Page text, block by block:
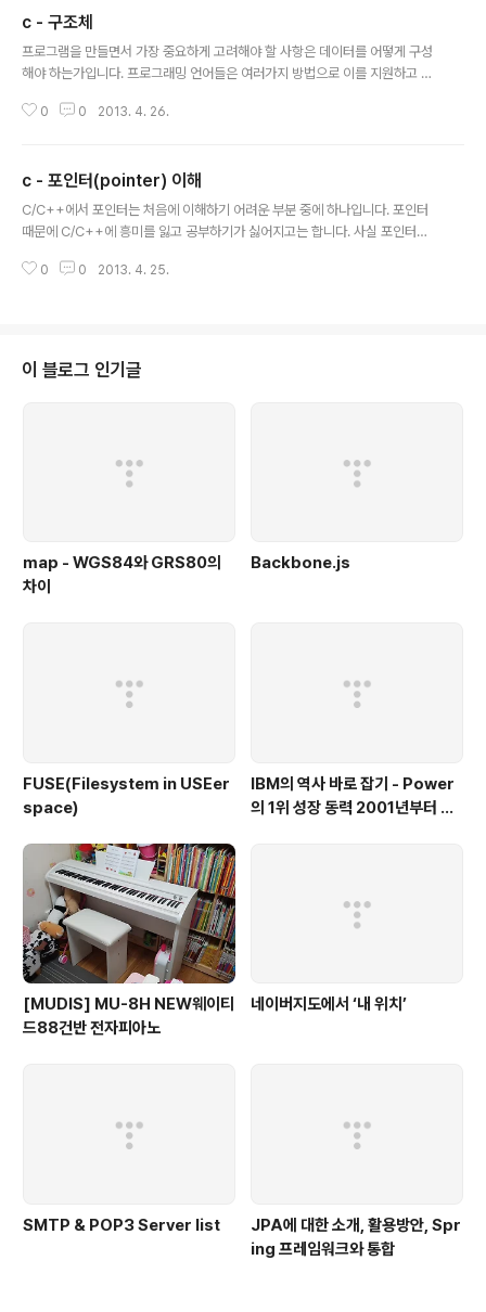
c - 구조체
프로그램을 만들면서 가장 중요하게 고려해야 할 사항은 데이터를 어떻게 구성
해야 하는가입니다. 프로그래밍 언어들은 여러가지 방법으로 이를 지원하고 있
e)가 있습니다. 이번 포스트에서는 구조체를 정의하는 방법을 설명합니다. 이번
인터로 구조체의 멤버에 접근하기7. 데이터형의 이름을 새로 정의하기8. 예제
코드 구조체(structure)란?구조체(structure)란 서로 다른 데이터형의 변수
들의 집합을 뜻합니다. 이것은 데이터를 통합적으로 사용할 수 있음을 ..
0 0 2013. 4. 26.
c - 포인터(pointer) 이해
C/C++에서 포인터는 처음에 이해하기 어려운 부분 중에 하나입니다. 포인터
때문에 C/C++에 흥미를 잃고 공부하기가 싫어지고는 합니다. 사실 포인터는
사용할 때는 printf()와는 다르게 변수명에 &를 붙여주는 것을 기억하실 것입니
언하면 다음과 같이 4바이트가 할당이 됩니다. 포인터의 선언은 타입명* 변수
명; 의 형태로 선언합니다. 포인터는 흔히 후라이팬과 손잡이로 표현이 많이 되
0 0 2013. 4. 25.
이 블로그 인기글
map - WGS84와 GRS80의
차이
Backbone.js
FUSE(Filesystem in USEer
space)
IBM의 역사 바로 잡기 - Power
의 1위 성장 동력 2001년부터 가
[MUDIS] MU-8H NEW웨이티
드88건반 전자피아노
네이버지도에서 ‘내 위치’
SMTP & POP3 Server list
JPA에 대한 소개, 활용방안, Spr
ing 프레임워크와 통합